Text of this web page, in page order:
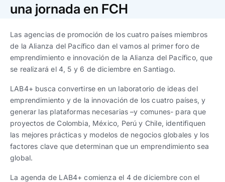
Trabaja con nosotros
Ver todo
Español|English
Ver todas
Ver todas
progresivos de gestión
Ver todos
Español|English
Español|English
Español|English
una jornada en FCH
Las agencias de promoción de los cuatro países miembros
de la Alianza del Pacífico dan el vamos al primer foro de
emprendimiento e innovación de la Alianza del Pacífico, que
se realizará el 4, 5 y 6 de diciembre en Santiago.
LAB4+ busca convertirse en un laboratorio de ideas del
emprendimiento y de la innovación de los cuatro países, y
generar las plataformas necesarias –y comunes- para que
proyectos de Colombia, México, Perú y Chile, identifiquen
las mejores prácticas y modelos de negocios globales y los
factores clave que determinan que un emprendimiento sea
global.
La agenda de LAB4+ comienza el 4 de diciembre con el